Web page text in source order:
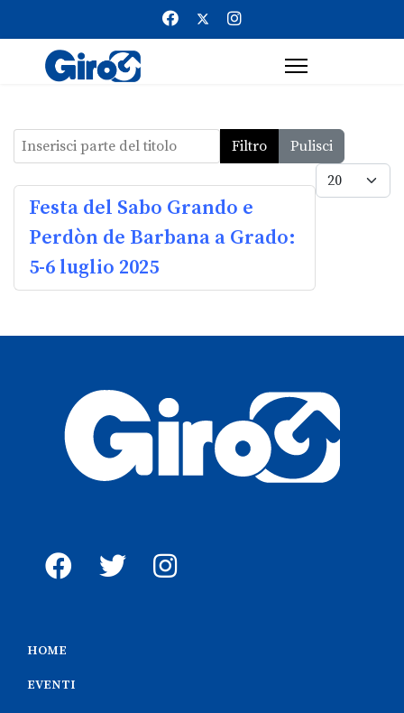
Inserisci parte del titolo Filtro Pulisci
Festa del Sabo Grando e
Perdòn de Barbana a Grado:
5-6 luglio 2025
HOME
EVENTI